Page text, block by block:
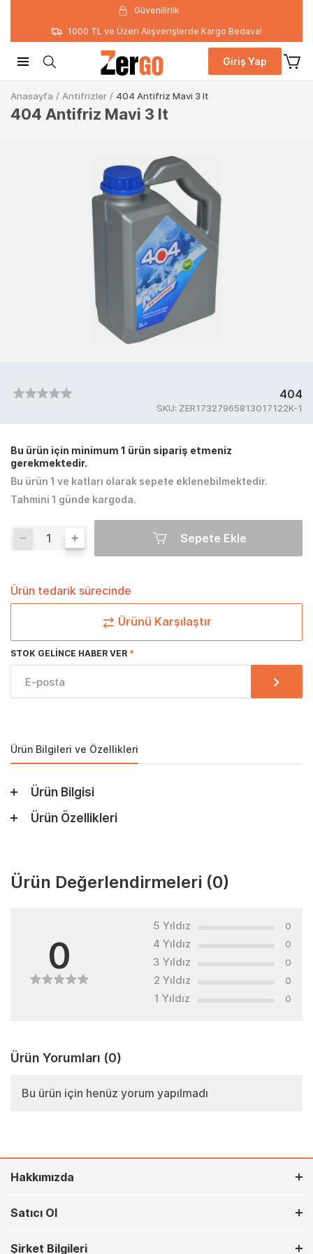
Güvenilirlik
1000 TL ve Üzeri Alışverişlerde Kargo Bedava!
Giriş Yap
Anasayfa / Antifrizler / 404 Antifriz Mavi 3 lt
404 Antifriz Mavi 3 lt
404
SKU: ZER17327965813017122K-1
Bu ürün için minimum 1 ürün sipariş etmeniz
gerekmektedir.
Bu ürün 1 ve katları olarak sepete eklenebilmektedir.
Tahmini 1 günde kargoda.
Sepete Ekle
Ürün tedarik sürecinde
Ürünü Karşılaştır
STOK GELINCE HABER VER
Ürün Bilgileri ve Özellikleri
Ürün Bilgisi
Ürün Özellikleri
Ürün Değerlendirmeleri (0)
0
5 Yıldız 0
4 Yıldız 0
3 Yıldız 0
2 Yıldız 0
1 Yıldız 0
Ürün Yorumları (0)
Bu ürün için henüz yorum yapılmadı
Hakkımızda
Satıcı Ol
Şirket Bilgileri